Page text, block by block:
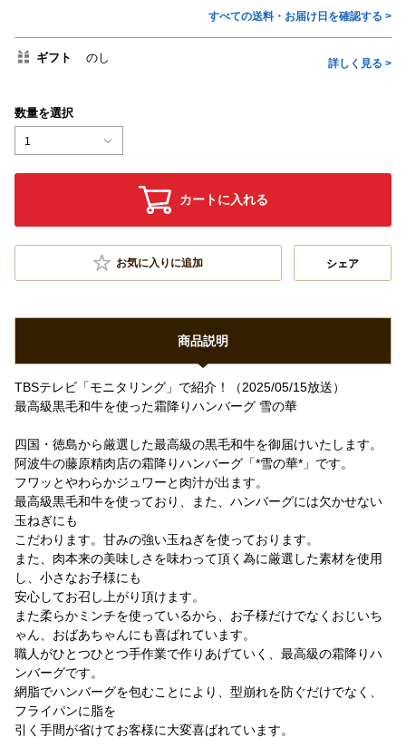
すべての送料・お届け日を確認する >
ギフト のし 詳しく見る >
数量を選択
1
カートに入れる
お気に入りに追加 シェア
商品説明
TBSテレビ「モニタリング」で紹介！（2025/05/15放送）
最高級黒毛和牛を使った霜降りハンバーグ 雪の華
四国・徳島から厳選した最高級の黒毛和牛を御届けいたします。
阿波牛の藤原精肉店の霜降りハンバーグ「*雪の華*」です。
フワッとやわらかジュワーと肉汁が出ます。
最高級黒毛和牛を使っており、また、ハンバーグには欠かせない
玉ねぎにも
こだわります。甘みの強い玉ねぎを使っております。
また、肉本来の美味しさを味わって頂く為に厳選した素材を使用
し、小さなお子様にも
安心してお召し上がり頂けます。
また柔らかミンチを使っているから、お子様だけでなくおじいち
ゃん、おばあちゃんにも喜ばれています。
職人がひとつひとつ手作業で作りあげていく、最高級の霜降りハ
ンバーグです。
網脂でハンバーグを包むことにより、型崩れを防ぐだけでなく、
フライパンに脂を
引く手間が省けてお客様に大変喜ばれています。